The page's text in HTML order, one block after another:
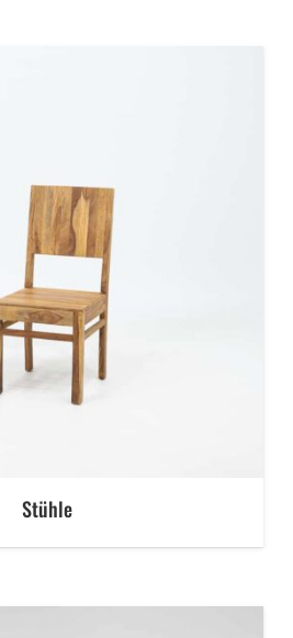
Stühle